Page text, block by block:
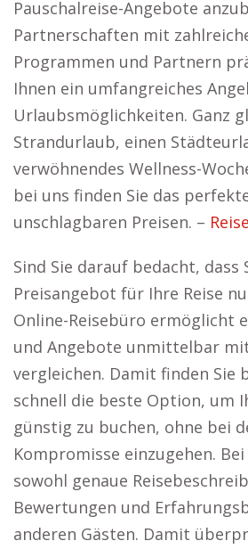
Pauschalreise-Angebote
Partnerschaften mit
Programmen und Partnern
Ihnen ein umfangreiches
Urlaubsmöglichkeiten. Ganz
Strandurlaub, einen
verwöhnendes Wellness-
bei uns finden Sie das
unschlagbaren Preisen. –
Sind Sie darauf bedacht, dass
Preisangebot für Ihre Reise
Online-Reisebüro ermöglicht
und Angebote unmittelbar
vergleichen. Damit finden Sie
schnell die beste Option, um
günstig zu buchen, ohne bei
Kompromisse einzugehen.
sowohl genaue
Bewertungen und
anderen Gästen. Damit